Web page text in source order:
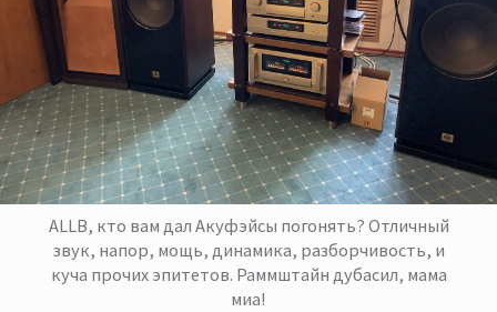
ALLB, кто вам дал Акуфэйсы погонять? Отличный
звук, напор, мощь, динамика, разборчивость, и
куча прочих эпитетов. Раммштайн дубасил, мама
миа!